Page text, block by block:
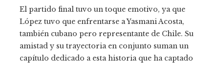
El partido final tuvo un toque emotivo, ya que
López tuvo que enfrentarse a Yasmani Acosta,
también cubano pero representante de Chile. Su
amistad y su trayectoria en conjunto suman un
capítulo dedicado a esta historia que ha captado